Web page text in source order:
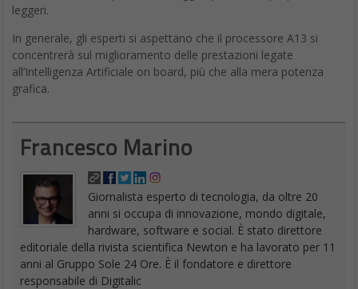
leggeri.
In generale, gli esperti si aspettano che il processore A13 si
concentrerà sul miglioramento delle prestazioni legate
all’Intelligenza Artificiale on board, più che alla mera potenza
grafica.
Francesco Marino
Giornalista esperto di tecnologia, da oltre 20
anni si occupa di innovazione, mondo digitale,
hardware, software e social. È stato direttore
editoriale della rivista scientifica Newton e ha lavorato per 11
anni al Gruppo Sole 24 Ore. È il fondatore e direttore
responsabile di Digitalic